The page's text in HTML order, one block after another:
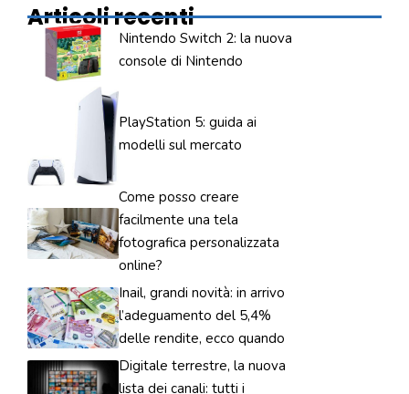
Articoli recenti
Nintendo Switch 2: la nuova
console di Nintendo
PlayStation 5: guida ai
modelli sul mercato
Come posso creare
facilmente una tela
fotografica personalizzata
online?
Inail, grandi novità: in arrivo
l’adeguamento del 5,4%
delle rendite, ecco quando
Digitale terrestre, la nuova
lista dei canali: tutti i